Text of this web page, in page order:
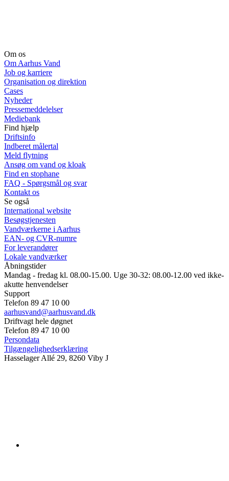
Om os
Om Aarhus Vand
Job og karriere
Organisation og direktion
Cases
Nyheder
Pressemeddelelser
Mediebank
Find hjælp
Driftsinfo
Indberet målertal
Meld flytning
Ansøg om vand og kloak
Find en stophane
FAQ - Spørgsmål og svar
Kontakt os
Se også
International website
Besøgstjenesten
Vandværkerne i Aarhus
EAN- og CVR-numre
For leverandører
Lokale vandværker
Åbningstider
Mandag - fredag kl. 08.00-15.00. Uge 30-32: 08.00-12.00 ved ikke-
akutte henvendelser
Support
Telefon 89 47 10 00
aarhusvand@aarhusvand.dk
Driftvagt hele døgnet
Telefon 89 47 10 00
Persondata
Tilgængelighedserklæring
Hasselager Allé 29, 8260 Viby J